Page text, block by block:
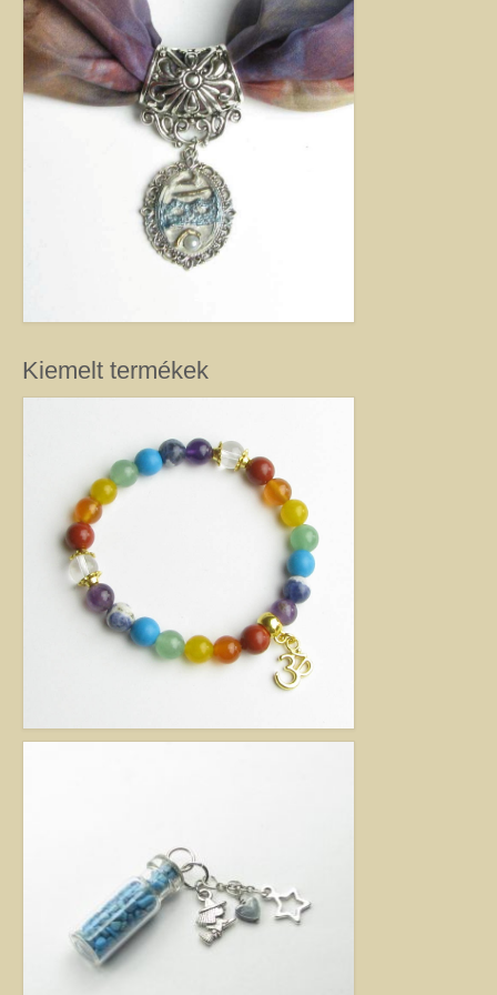
féldrágakő ékszer olyan különleges és értékes ajándék lehet, amely “nem
köszön vissza az utcán”. Szerette egyéniségéhez, stílusához és az általa
kedvelt színekhez illő egyedi vagy kis szériás Harmónia ékszer garantáltan
örömöt szerez.
Drót ékszer
Nincs két egyforma dróthajlításos ékszer, mint ahogy nincs két egyforma
egyéniség sem. A kőbefoglalással készült ékszernél nem csak a kő színe és
formája egyedi, hanem a mód, ahogy az adott követ befoglalom. (Mindig
alkotás közben derül ki, hogy mit kíván a kő, és hogyan lehet biztossá tenni
a foglalatot.) Még akkor sem tudom garantálni, hogy az adott modellből
készült darabok egyformák lesznek, ha a kövek ugyanolyan formára
ékszereket gondosan válogatott valódi ásvány, féldrágakő, kristály
pozitív hatásával rendelkeznek. (Néha gyöngy, strassz vagy fém díszítést is
kategóriában megtalálja azt, amely kiemeli egyénisége szépségét. Ha
ajándék ötletek miatt kereste fel ezt az oldalt, akkor jó helyen jár. Az egyedi,
kézimunkával készült alkotás mindig értéket képvisel. Remek ajándék
nőknek.
Fantázia ékszer
Ezen az oldalon olyan különleges és divatos ékszereket talál, amelyeket csak
részben én készítettem. Úgy vélem, helyük van a Harmónia Ékszerek
világában, mivel ezek is az egyéniség szépségét emelik ki. Nagy gonddal
válogattam ki azokat az ékszereket, amelyek megfelelnek ennek a magas
minőségi és esztétikai követelménynek. Ezeket az ékszereket azoknak
vágynak. Kiváló ajándék lehet belőlük születésnapra, névnapra, karácsonyra.
Igény szerinti átalakítás – INGYENES
Rendelésre készült egyedi ékszer
Egyedi kőbefoglalás rendelésre
Kiemelt termékek